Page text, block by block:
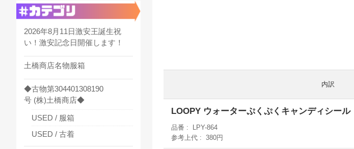
内訳
LOOPY ウォーターぷくぷくキャンディシー
品番
LPY-864
参考上代
380円
2026年8月11日激安王誕生祝
い！激安記念日開催します！
土橋商店名物服箱
◆古物第304401308190
号 (株)土橋商店◆
USED / 服箱
USED / 古着